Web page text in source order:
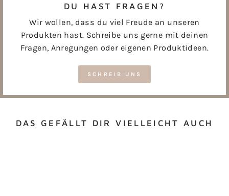
DU HAST FRAGEN?
Wir wollen, dass du viel Freude an unseren
Produkten hast. Schreibe uns gerne mit deinen
Fragen, Anregungen oder eigenen Produktideen.
SCHREIB UNS
DAS GEFÄLLT DIR VIELLEICHT AUCH